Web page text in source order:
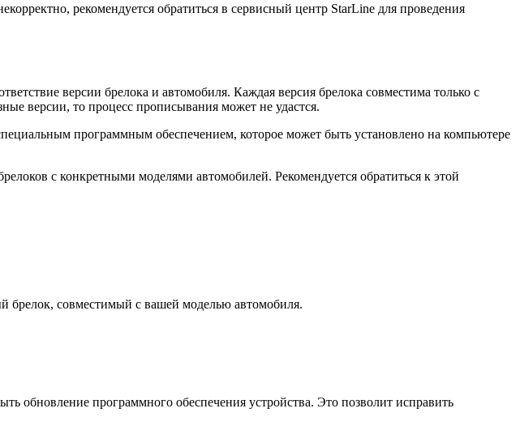
рекомендуется обратиться в сервисный центр StarLine для проведения
версии брелока и автомобиля. Каждая версия брелока совместима только с
версии, то процесс прописывания может не удастся.
программным обеспечением, которое может быть установлено на компьютере
с конкретными моделями автомобилей. Рекомендуется обратиться к этой
брелок, совместимый с вашей моделью автомобиля.
обновление программного обеспечения устройства. Это позволит исправить